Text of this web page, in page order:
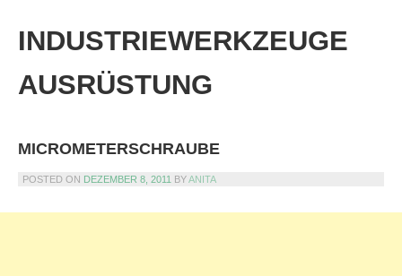
content
INDUSTRIEWERKZEUGE
AUSRÜSTUNG
MICROMETERSCHRAUBE
POSTED ON DEZEMBER 8, 2011 BYANITA